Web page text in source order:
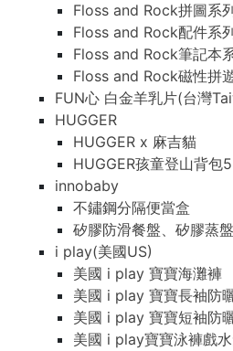
Floss and Rock拼圖系
Floss and Rock配件系
Floss and Rock筆記本
Floss and Rock磁性拼
FUN心 白金羊乳片(台灣
HUGGER
HUGGER x 麻吉貓
HUGGER孩童登山背包
innobaby
不鏽鋼分隔便當盒
矽膠防滑餐盤、矽膠蒸
i play(美國US)
美國 i play 寶寶海灘褲
美國 i play 寶寶長袖防
美國 i play 寶寶短袖防
美國 i play寶寶泳褲戲